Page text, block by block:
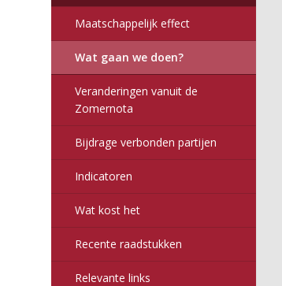
Maatschappelijk effect
Wat gaan we doen?
Veranderingen vanuit de
Zomernota
Bijdrage verbonden partijen
Indicatoren
Wat kost het
Recente raadstukken
Relevante links